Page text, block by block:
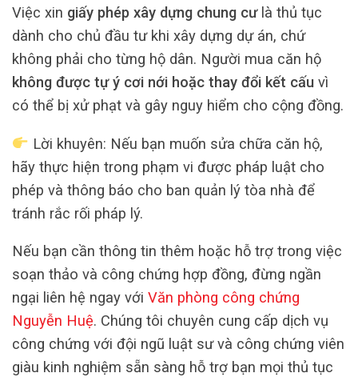
Việc xin giấy phép xây dựng chung cưlà thủ tục
dành cho chủ đầu tư khi xây dựng dự án, chứ
không phải cho từng hộ dân. Người mua căn hộ
không được tự ý cơi nới hoặc thay đổi kết cấu vì
có thể bị xử phạt và gây nguy hiểm cho cộng đồng.
Lời khuyên: Nếu bạn muốn sửa chữa căn hộ,
hãy thực hiện trong phạm vi được pháp luật cho
phép và thông báo cho ban quản lý tòa nhà để
tránh rắc rối pháp lý.
Nếu bạn cần thông tin thêm hoặc hỗ trợ trong việc
soạn thảo và công chứng hợp đồng, đừng ngần
ngại liên hệ ngay với Văn phòng công chứng
Nguyễn Huệ. Chúng tôi chuyên cung cấp dịch vụ
công chứng với đội ngũ luật sư và công chứng viên
giàu kinh nghiệm sẵn sàng hỗ trợ bạn mọi thủ tục